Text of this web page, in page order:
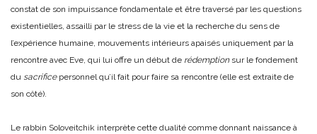
constat de son impuissance fondamentale et être traversé par les questions
existentielles, assailli par le stress de la vie et la recherche du sens de
l’expérience humaine, mouvements intérieurs apaisés uniquement par la
rencontre avec Eve, qui lui offre un début de rédemptionsur le fondement
du sacrificepersonnel qu’il fait pour faire sa rencontre (elle est extraite de
son côté).
Le rabbin Soloveitchik interprète cette dualité comme donnant naissance à